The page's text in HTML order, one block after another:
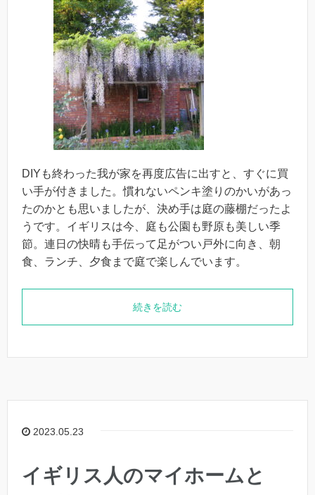
DIYも終わった我が家を再度広告に出すと、すぐに買
い手が付きました。慣れないペンキ塗りのかいがあっ
たのかとも思いましたが、決め手は庭の藤棚だったよ
うです。イギリスは今、庭も公園も野原も美しい季
節。連日の快晴も手伝って足がつい戸外に向き、朝
食、ランチ、夕食まで庭で楽しんでいます。
続きを読む
2023.05.23
イギリス人のマイホームと